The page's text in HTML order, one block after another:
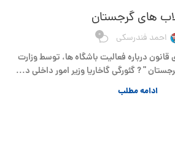
های گرجستان
احمد فندرسکی 0
درباره فعالیت باشگاه ها، توسط وزارت
" ? گئورگی گاخاریا وزیر امور داخلی د...
ادامه مطلب